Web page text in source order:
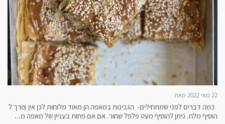
22 מאי 2022 מאת
כמה דברים לפני שמתחילים- הגבינות במאפה הן מאוד מלוחות לכן אין צורך ל
הוסיף מלח. ניתן להוסיף מעט פלפל שחור. אם אם פחות בעניין של מאפה מ...